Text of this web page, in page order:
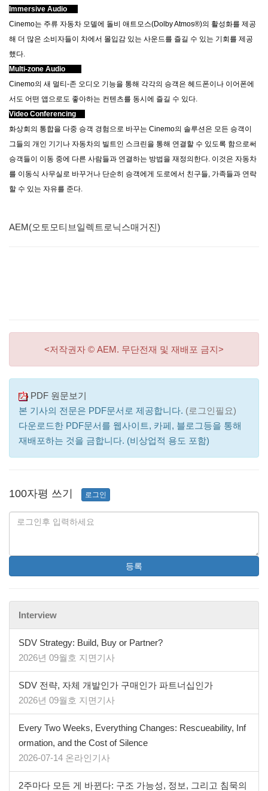
Immersive Audio
Cinemo는 주류 자동차 모델에 돌비 애트모스(Dolby Atmos®)의 활성화를 제공
해 더 많은 소비자들이 차에서 몰입감 있는 사운드를 즐길 수 있는 기회를 제공
했다.
Multi-zone Audio
Cinemo의 새 멀티-존 오디오 기능을 통해 각각의 승객은 헤드폰이나 이어폰에
서도 어떤 앱으로도 좋아하는 컨텐츠를 동시에 즐길 수 있다.
Video Conferencing
화상회의 통합을 다중 승객 경험으로 바꾸는 Cinemo의 솔루션은 모든 승객이
그들의 개인 기기나 자동차의 빌트인 스크린을 통해 연결할 수 있도록 함으로써
승객들이 이동 중에 다른 사람들과 연결하는 방법을 재정의한다. 이것은 자동차
를 이동식 사무실로 바꾸거나 단순히 승객에게 도로에서 친구들, 가족들과 연락
할 수 있는 자유를 준다.
AEM(오토모티브일렉트로닉스매거진)
<저작권자 © AEM. 무단전재 및 재배포 금지>
PDF 원문보기
본 기사의 전문은 PDF문서로 제공합니다. (로그인필요)
다운로드한 PDF문서를 웹사이트, 카페, 블로그등을 통해
재배포하는 것을 금합니다. (비상업적 용도 포함)
100자평 쓰기 로그인
등록
Interview
SDV Strategy: Build, Buy or Partner?
2026년 09월호 지면기사
SDV 전략, 자체 개발인가 구매인가 파트너십인가
2026년 09월호 지면기사
Every Two Weeks, Everything Changes: Rescueability, Inf
ormation, and the Cost of Silence
2026-07-14 온라인기사
2주마다 모든 게 바뀐다: 구조 가능성, 정보, 그리고 침묵의